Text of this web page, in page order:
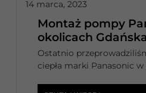
Montaż pompy
okolicach Gdańska
Ostatnio
ciepła marki Panasonic
14 marca, 2023